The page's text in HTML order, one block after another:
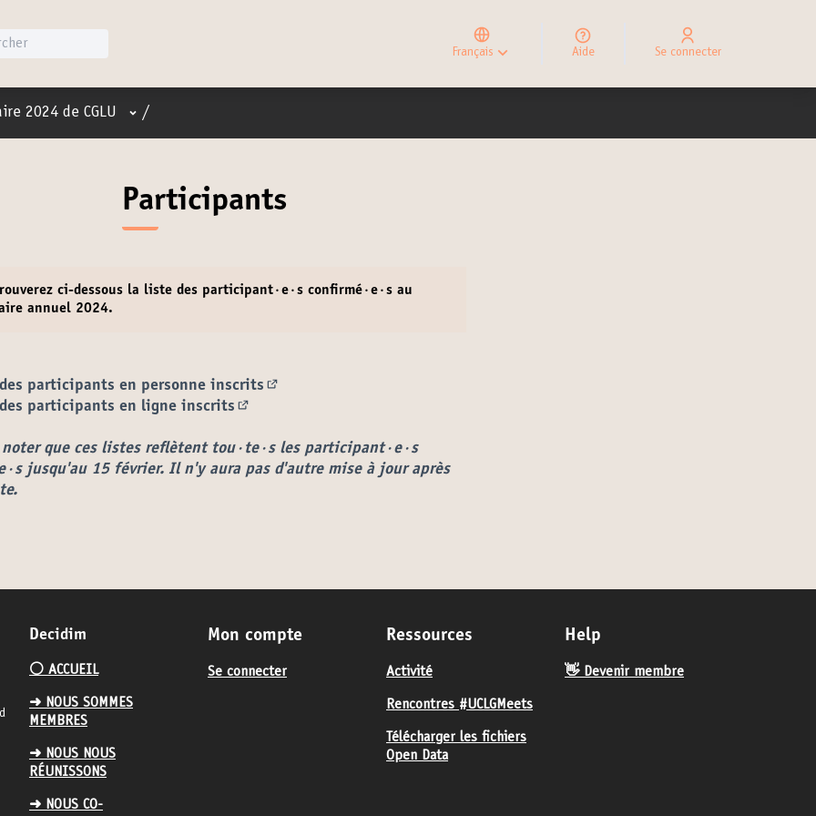
Français
Elegir el idioma
Choose language
Aide Se connecter
2024 de CGLU Menu utilisateur
/
Participants
ci-dessous la liste des participant·e·s confirmé·e·s au
annuel 2024.
participants en personne inscrits
participants en ligne inscrits
que ces listes reflètent tou·te·s les participant·e·s
jusqu'au 15 février. Il n'y aura pas d'autre mise à jour après
Decidim
⚪️ ACCUEIL
➜ NOUS SOMMES
MEMBRES
➜ NOUS NOUS
RÉUNISSONS
➜ NOUS CO-
Mon compte
Se connecter
Ressources
Activité
Rencontres #UCLGMeets
Télécharger les fichiers
Open Data
Help
👋 Devenir membre